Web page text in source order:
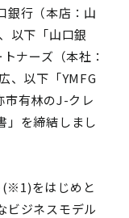
銀行（本店：山
以下「山口銀
ナーズ（本社：
、以下「YMFG
市有林のJ-クレ
」を締結しまし
(※1)をはじめと
ビジネスモデル